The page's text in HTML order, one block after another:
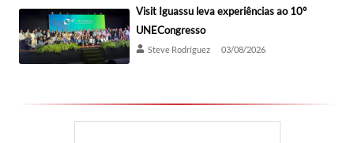
Visit Iguassu leva experiências ao 10º
UNECongresso
Steve Rodríguez 03/08/2026